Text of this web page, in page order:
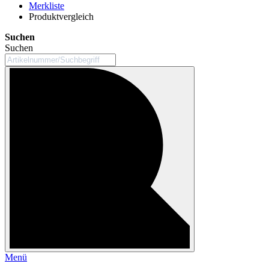
Merkliste
Produktvergleich
Suchen
Suchen
Menü